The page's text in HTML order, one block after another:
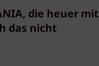
die heuer mit
das nicht